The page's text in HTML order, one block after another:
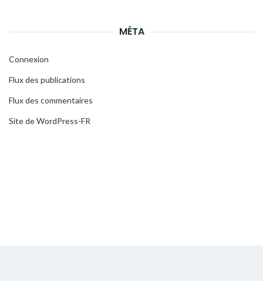
MÉTA
Connexion
Flux des publications
Flux des commentaires
Site de WordPress-FR